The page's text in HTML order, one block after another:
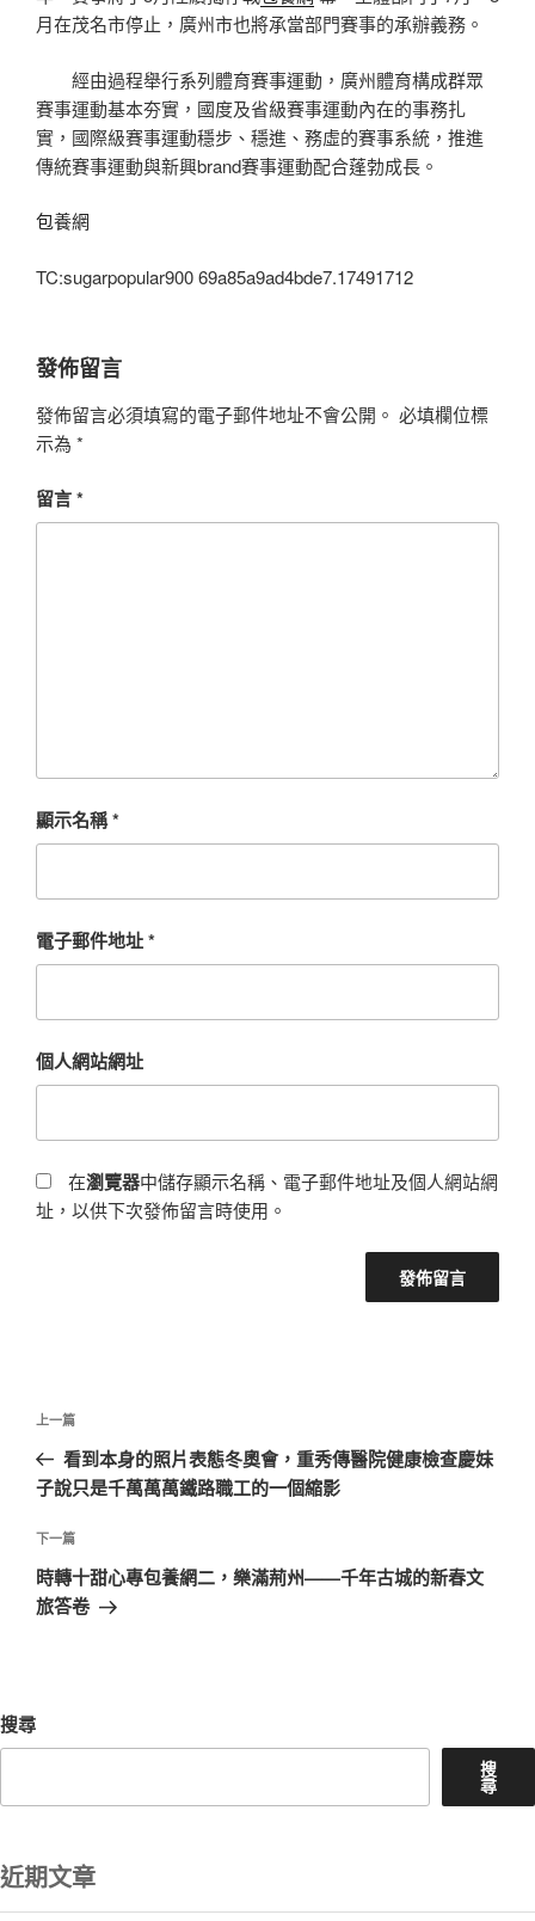
月在茂名市停止，廣州市也將承當部門賽事的承辦義務。
經由過程舉行系列體育賽事運動，廣州體育構成群眾
賽事運動基本夯實，國度及省級賽事運動內在的事務扎
實，國際級賽事運動穩步、穩進、務虛的賽事系統，推進
傳統賽事運動與新興brand賽事運動配合蓬勃成長。
包養網
TC:sugarpopular900 69a85a9ad4bde7.17491712
發佈留言
發佈留言必須填寫的電子郵件地址不會公開。 必填欄位標
示為 *
留言*
顯示名稱*
電子郵件地址*
個人網站網址
在瀏覽器中儲存顯示名稱、電子郵件地址及個人網站網
址，以供下次發佈留言時使用。
文
導
覽
上
一
篇
章
上一篇
看到本身的照片表態冬奧會，重秀傳醫院健康檢查慶妹
子說只是千萬萬萬鐵路職工的一個縮影
下
一
篇
下一篇
時轉十甜心專包養網二，樂滿荊州——千年古城的新春文
旅答卷
搜尋
搜
尋
近期文章